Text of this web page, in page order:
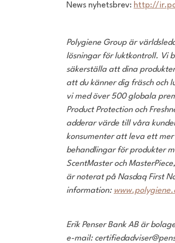
News nyhetsbrev: http://
Polygiene Group är
lösningar för luktkontroll. Vi
säkerställa att dina
att du känner dig fräsch och
vi med över 500 globala
Product Protection och
adderar värde till våra
konsumenter att leva ett
behandlingar för produkter
ScentMaster och
är noterat på Nasdaq First
information:
Erik Penser Bank AB är
e-mail: